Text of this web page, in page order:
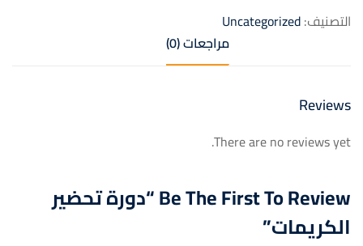
التصنيف:Uncategorized
مراجعات (0)
Reviews
There are no reviews yet.
Be The First To Review “دورة تحضير
الكريمات”